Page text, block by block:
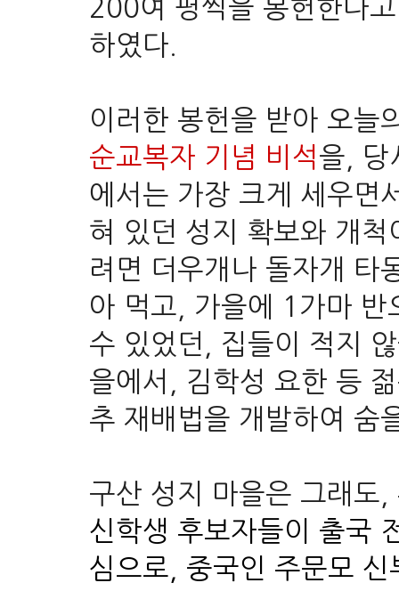
200여 평씩을 봉헌한다
하였다.
이러한 봉헌을 받아 오늘
순교복자 기념 비석을, 당
에서는 가장 크게 세우면
혀 있던 성지 확보와 개
려면 더우개나 돌자개 타
아 먹고, 가을에 1가마 반
수 있었던, 집들이 적지
을에서, 김학성 요한 등
추 재배법을 개발하여 숨
구산 성지 마을은 그래도
신학생 후보자들이 출국
심으로, 중국인 주문모